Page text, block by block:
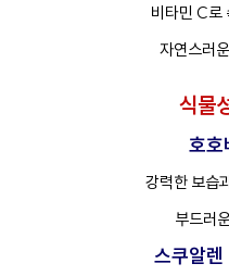
비타민 C로
자연스러
식물
호호
강력한 보습
부드러
스쿠알